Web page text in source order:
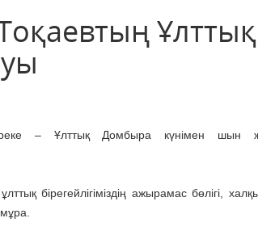
Ұлттық
– Ұлттық Домбыра күнімен шын
бірегейлігіміздің ажырамас бөлігі,